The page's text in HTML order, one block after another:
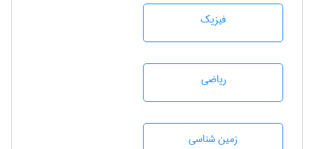
فیزیک
رياضی
زمين شناسی